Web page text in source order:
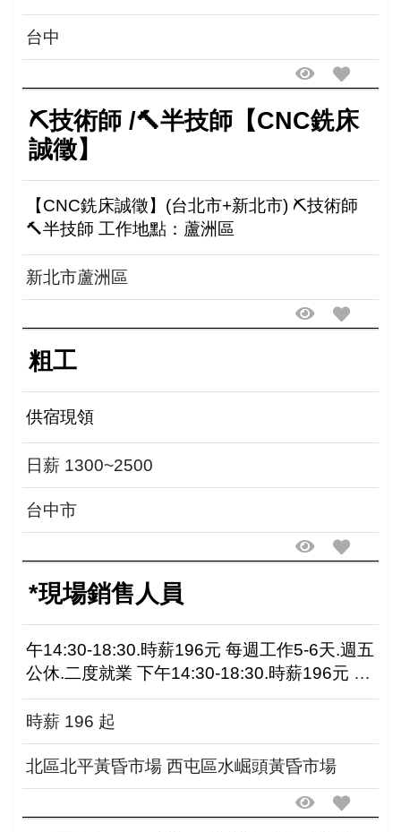
台中
⛏技術師 /🔨半技師【CNC銑床
誠徵】
【CNC銑床誠徵】(台北市+新北市) ⛏技術師
🔨半技師 工作地點：蘆洲區
新北市蘆洲區
粗工
供宿現領
日薪 1300~2500
台中市
*現場銷售人員
午14:30-18:30.時薪196元 每週工作5-6天.週五
公休.二度就業 下午14:30-18:30.時薪196元 每
週工作5~6天.週五公休 二度就業.兼職皆可
時薪 196 起
北區北平黃昏市場 西屯區水崛頭黃昏市場